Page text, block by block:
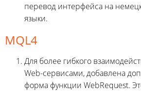
перевод интерфейса на
языки.
MQL4
Для более гибкого
Web-сервисами, добавлена
форма функции WebRequest.